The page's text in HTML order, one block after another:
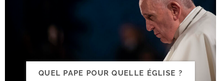
QUEL PAPE POUR QUELLE ÉGLISE ?